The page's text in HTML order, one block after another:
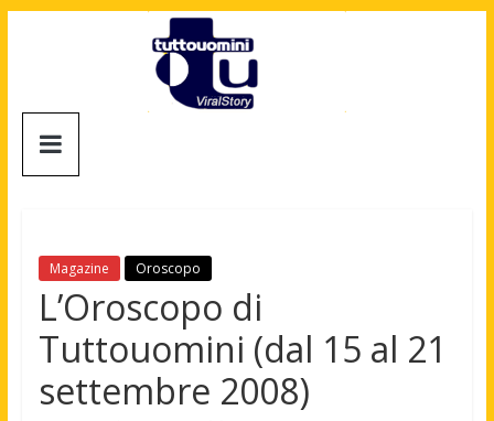
Tuttouomini
Motori,
gay
news
moda
Magazine Oroscopo
L’Oroscopo di
Tuttouomini (dal 15 al 21
settembre 2008)